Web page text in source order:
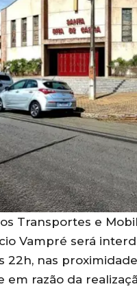
Transportes e
Vampré será
22h, nas
em razão da